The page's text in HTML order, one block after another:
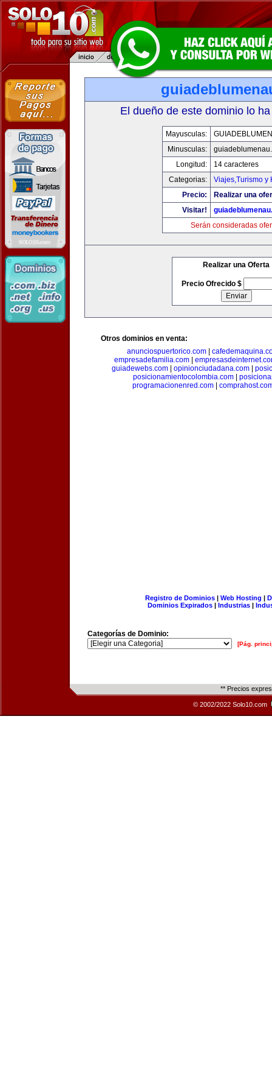
El dueño de este dominio lo
Mayusculas:
Minusculas:
Longitud:
14 caracteres
Categorias:
Viajes,Turismo y
Precio:
Realizar una
Visitar!
Serán consideradas
Realizar una Oferta
Precio Ofrecido $
Otros dominios en venta:
anunciospuertorico.com|
empresadefamilia.com
guiadewebs.com
opinionciudadana.com
posicionamientocolombia.com|
programacionenred.com
Registro de Dominios| Web Hosting |
Dominios Expirados | Industrias |
Categorías de Dominio:
[Pág.
** Precios
© 2002/2022 Solo10.com